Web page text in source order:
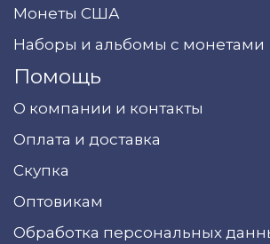
Монеты США
Наборы и альбомы с монетами
Помощь
О компании и контакты
Оплата и доставка
Скупка
Оптовикам
Обработка персональных